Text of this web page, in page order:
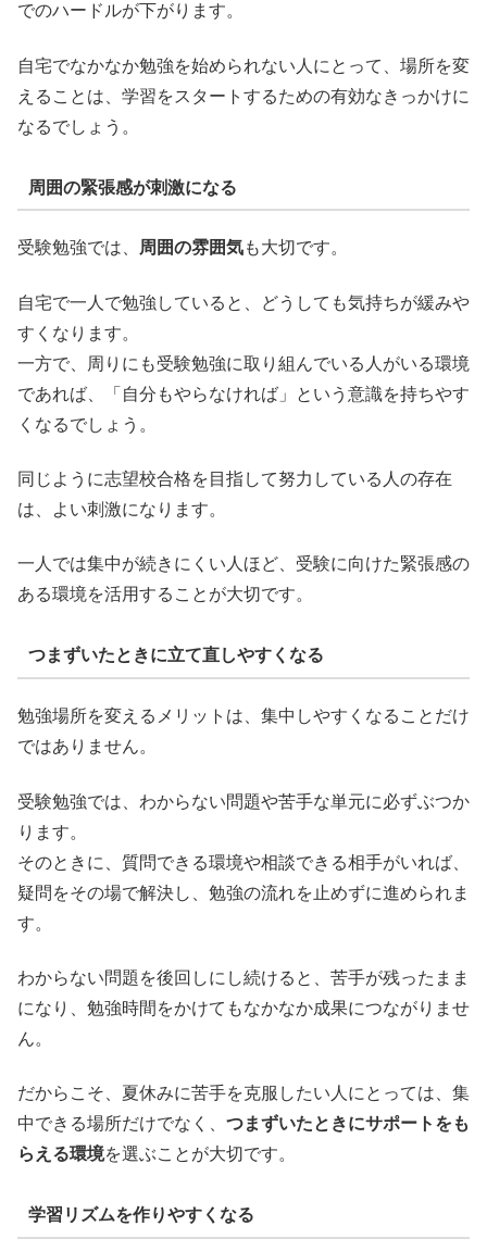
でのハードルが下がります。
自宅でなかなか勉強を始められない人にとって、場所を変
えることは、学習をスタートするための有効なきっかけに
なるでしょう。
周囲の緊張感が刺激になる
受験勉強では、 周囲の雰囲気も大切です。
自宅で一人で勉強していると、どうしても気持ちが緩みや
すくなります。
一方で、周りにも受験勉強に取り組んでいる人がいる環境
であれば、「自分もやらなければ」という意識を持ちやす
くなるでしょう。
同じように志望校合格を目指して努力している人の存在
は、よい刺激になります。
一人では集中が続きにくい人ほど、受験に向けた緊張感の
ある環境を活用することが大切です。
つまずいたときに立て直しやすくなる
勉強場所を変えるメリットは、集中しやすくなることだけ
ではありません。
受験勉強では、わからない問題や苦手な単元に必ずぶつか
ります。
そのときに、質問できる環境や相談できる相手がいれば、
疑問をその場で解決し、勉強の流れを止めずに進められま
す。
わからない問題を後回しにし続けると、苦手が残ったまま
になり、勉強時間をかけてもなかなか成果につながりませ
ん。
だからこそ、夏休みに苦手を克服したい人にとっては、集
中できる場所だけでなく、 つまずいたときにサポートをも
らえる環境を選ぶことが大切です。
学習リズムを作りやすくなる